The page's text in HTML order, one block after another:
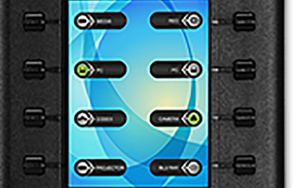
SVSI N2000 系列编解码器
SVSi N1000 系列编解码器
>---------H.26x Solutions--------<
N3300 Series (4K60)
SVSI N3000 系列 H.264 / WAN
>---------H.264 Solutions--------<
N3000 Series (HD 9x1)
N-Able Control Software
件
功率
Incite 数字化演示系统
Precis 系列数字矩阵切换器
>------------------------------------------<
CTC (4K60 6x1) Switching & Transport Kit w/ USB-C
CTP (4K30 4x1) Switching & Transport Kit
>------------------------------------------<
VPX (4K60 4x1 +1)
VPX (4K60 7x1 +1)
Enova DGX 机箱
8x8
16x16
32x32
>------------------------------------------<
CPU Upgrade Kit
4K60 Cards and Endpoints
4K30 Cards and Endpoints
HD Cards and Endpoints
音频卡 音频切换板套件
音频插入/提取板
程传输解决方案
DXLink Fiber (>100m)
DXLink U/STP (<100m)
DXLite U/STP (<70m)
Switching, Transport, and Control Solution (<70m)
理 Precis (4K60 4x1 + 1)
视频配件
安装
电缆
UVC1-4K HDMI to USB Capture
Precis (4K60 4x1 + 1)
>----------1G Solutions----------<
N2400 Series (4K60 4x1)
N2000 Series (4K30 4x1)
>---------H.264 Solutions--------<
N3000 Series (HD 9x1)
Modules
Video
Cat 6
功率模块
Buttons (& ACC bands)
通透
Touch Panels
(4K60 6x1) Switching & Transport Kit w/ USB-C
(4K30 4x1) Switching & Transport Kit
板 Varia
Modero G5 触控面板
Modero G5 / Modero S / Acendo Book 安装选件
Modero 电源
Modero X® 和 Modero S 系列触控面板配件
Metreau (Decora Style)
Massio (Surface Mount)
制器 Massio ControlPads (Surface Mount)
序 TPC-TPI-PRO
TPC-ANDROID
制器MUSE Controllers
NetLinx NX Controllers
制盒
统配件系统安装
其他
<
界面的控制器
Massio ControlPads (Surface Mount)
Automator
Extension for VS Code
Control
& Restaurants
Centers
Communication
产品登记
顾问门户
>-------------------------<
全天候帮助中心
售后服务
文档下载
Developer Resources